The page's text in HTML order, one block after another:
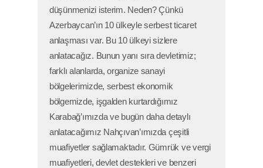
düşünmenizi isterim. Neden? Çünkü
Azerbaycan’ın 10 ülkeyle serbest ticaret
anlaşması var. Bu 10 ülkeyi sizlere
anlatacağız. Bunun yanı sıra devletimiz;
farklı alanlarda, organize sanayi
bölgelerimizde, serbest ekonomik
bölgemizde, işgalden kurtardığımız
Karabağ’ımızda ve bugün daha detaylı
anlatacağımız Nahçıvan’ımızda çeşitli
muafiyetler sağlamaktadır. Gümrük ve vergi
muafiyetleri, devlet destekleri ve benzeri